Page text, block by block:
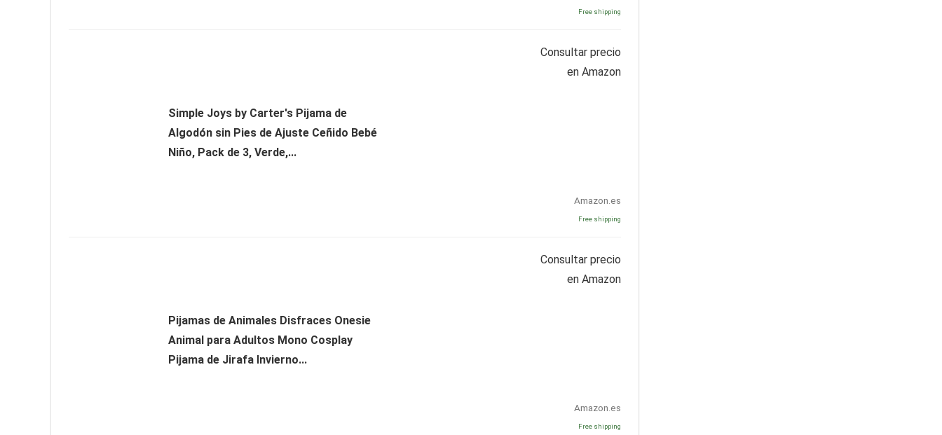
Free shipping
Simple Joys by Carter's Pijama de
Algodón sin Pies de Ajuste Ceñido Bebé
Niño, Pack de 3, Verde,...
Consultar precio
en Amazon
Amazon.es
Free shipping
Pijamas de Animales Disfraces Onesie
Animal para Adultos Mono Cosplay
Pijama de Jirafa Invierno...
Consultar precio
en Amazon
Amazon.es
Free shipping